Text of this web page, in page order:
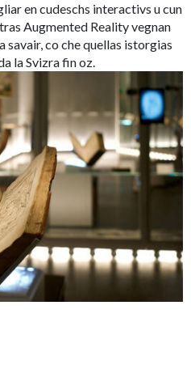
en cudeschs interactivs u cun
Augmented Reality vegnan
savair, co che quellas istorgias
la Svizra fin oz.